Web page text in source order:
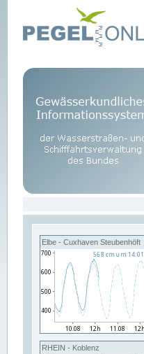
Elbe - Cuxhaven Steubenhöft
RHEIN - Koblenz